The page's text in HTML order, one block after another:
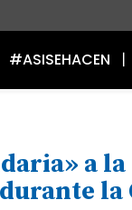
#ASISEHACEN
a la
la